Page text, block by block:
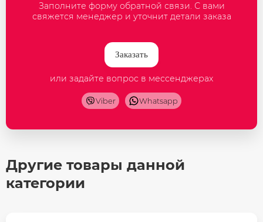
Заполните форму обратной связи. С вами
свяжется менеджер и уточнит детали заказа
Заказать
или задайте вопрос в мессенджерах
Viber Whatsapp
Другие товары данной
категории